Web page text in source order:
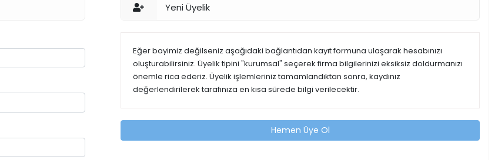
Yeni Üyelik
Eğer bayimiz değilseniz aşağıdaki bağlantıdan kayıt formuna ulaşarak hesabınızı
oluşturabilirsiniz. Üyelik tipini "kurumsal" seçerek firma bilgilerinizi eksiksiz doldurmanızı
önemle rica ederiz. Üyelik işlemleriniz tamamlandıktan sonra, kaydınız
değerlendirilerek tarafınıza en kısa sürede bilgi verilecektir.
Hemen Üye Ol